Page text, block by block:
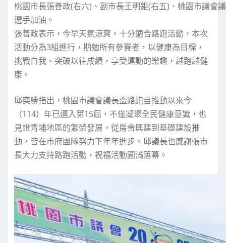
桃園市長張善政(右六)、副市長王明鉅(右五)、桃園市議會
選手加油。
張善政表示，今早天氣涼爽，十分適合路跑活動，本次
活動分為3組進行，期勉所有參賽者，以健康為目標，
挑戰自我、突破以往成績，享受運動的樂趣，越跑越健
康。
邱奕勝指出，桃園市議會議長盃路跑自推動以來今
（114）年已邁入第15屆，不僅凝聚全民健康意識，也
見證青埔地區的繁榮發展，從房舍興建到基礎建設推
動，皆在市府團隊努力下年年進步。邱議長也感謝張市
長大力支持路跑活動，祝福活動圓滿落幕。